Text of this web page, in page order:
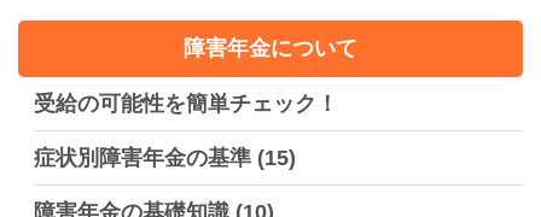
障害年金について
受給の可能性を簡単チェック！
症状別障害年金の基準 (15)
障害年金の基礎知識 (10)